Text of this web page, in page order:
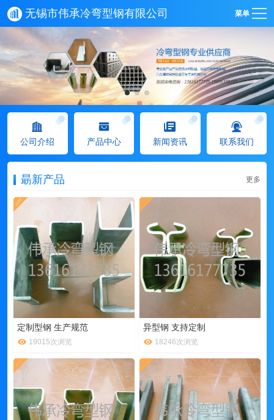
无锡市伟承冷弯型钢有限公司 菜单
公司介绍 产品中心 新闻资讯 联系我们
朂新产品 更多
定制型钢 生产规范
19015次浏览
异型钢 支持定制
18246次浏览